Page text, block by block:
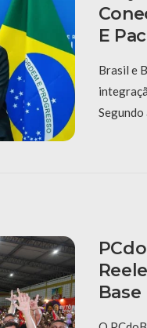
E
Brasil e
Segundo